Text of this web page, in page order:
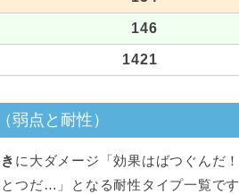
146
1421
弱点と耐性）
に大ダメージ「効果はばつぐんだ
とつだ…」となる耐性タイプ一覧です